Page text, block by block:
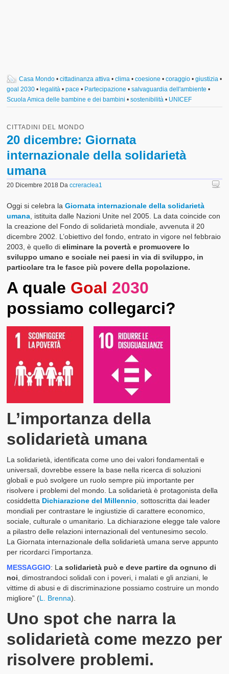
Casa Mondo •cittadinanza attiva •clima •coesione •coraggio •giustizia •
goal 2030 •legalità •pace • Partecipazione •salvaguardia dell'ambiente •
Scuola Amica delle bambine e dei bambini •sostenibilità • UNICEF
CITTADINI DEL MONDO
20 dicembre: Giornata
internazionale della solidarietà
umana
20 Dicembre 2018 Daccreraclea1
Oggi si celebra laGiornata internazionale della solidarietà
umana , istituita dalle Nazioni Unite nel 2005. La data coincide con
la creazione del Fondo di solidarietà mondiale, avvenuta il 20
dicembre 2002. L’obiettivo del fondo, entrato in vigore nel febbraio
2003, è quello dieliminare la povertà e promuovere lo
sviluppo umano e sociale nei paesi in via di sviluppo, in
particolare tra le fasce più povere della popolazione.
A quale Goal 2030
possiamo collegarci?
L’importanza della
solidarietà umana
La solidarietà, identificata come uno dei valori fondamentali e
universali, dovrebbe essere la base nella ricerca di soluzioni
globali e può svolgere un ruolo sempre più importante per
risolvere i problemi del mondo. La solidarietà è protagonista della
cosiddetta Dichiarazione del Millennio sottoscritta dai leader
mondiali per contrastare le ingiustizie di carattere economico,
sociale, culturale o umanitario. La dichiarazione elegge tale valore
a pilastro delle relazioni internazionali del ventunesimo secolo.
La Giornata internazionale della solidarietà umana serve appunto
per ricordarci l’importanza.
MESSAGGIO: La solidarietà può e deve partire da ognuno di
noi , dimostrandoci solidali con i poveri, i malati e gli anziani, le
vittime di abusi e di discriminazione possiamo costruire un mondo
migliore” (L. Brenna).
Uno spot che narra la
solidarietà come mezzo per
risolvere problemi.